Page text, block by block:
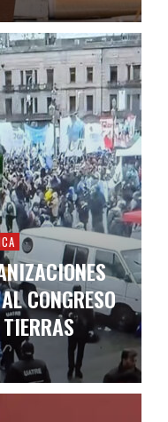
CONGRESO